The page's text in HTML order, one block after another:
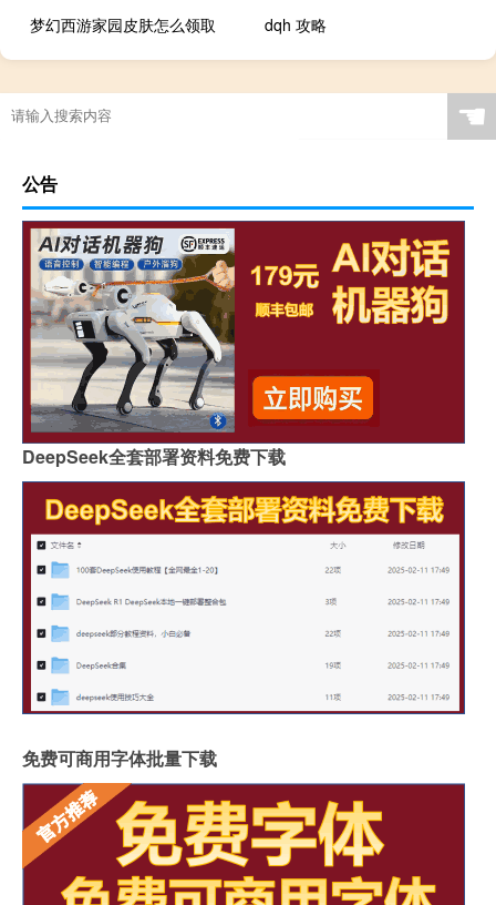
梦幻西游家园皮肤怎么领取
dqh 攻略
☚
公告
DeepSeek全套部署资料免费下载
免费可商用字体批量下载